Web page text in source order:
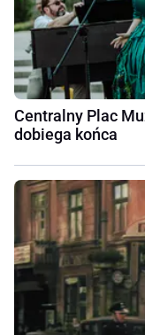
Centralny Plac
dobiega końca